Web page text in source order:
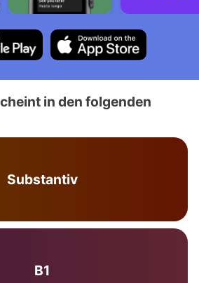
in den folgenden
Substantiv
B1